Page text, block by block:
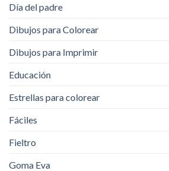
Día del padre
Dibujos para Colorear
Dibujos para Imprimir
Educación
Estrellas para colorear
Fáciles
Fieltro
Goma Eva